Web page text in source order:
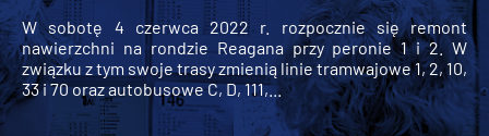
W sobotę 4 czerwca 2022 r. rozpocznie się remont
nawierzchni na rondzie Reagana przy peronie 1 i 2. W
związku z tym swoje trasy zmienią linie tramwajowe 1, 2, 10,
33 i 70 oraz autobusowe C, D, 111,...